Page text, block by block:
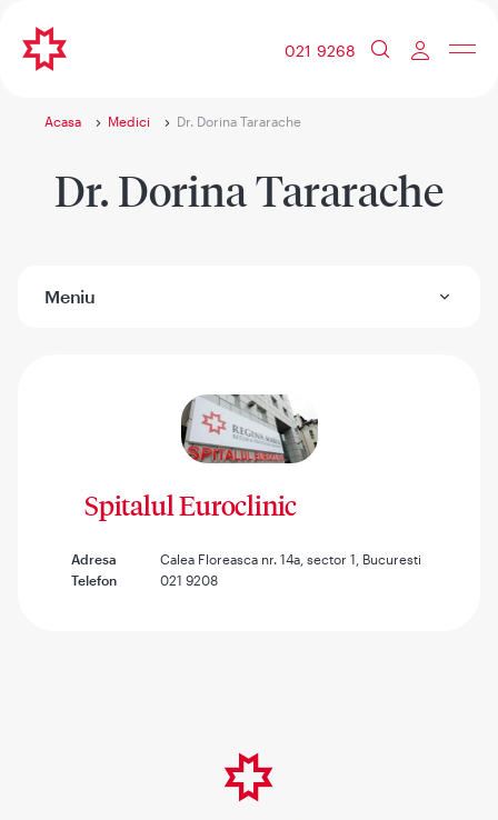
021 9268
Acasa Medici Dr. Dorina Tararache
Dr. Dorina Tararache
Meniu
Spitalul Euroclinic
Adresa
Calea Floreasca nr. 14a, sector 1, Bucuresti
Telefon
021 9208